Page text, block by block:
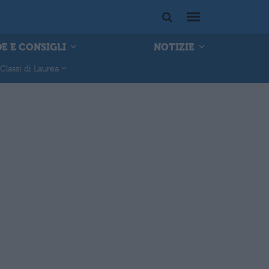
E CONSIGLI
NOTIZIE
Classi di Laurea